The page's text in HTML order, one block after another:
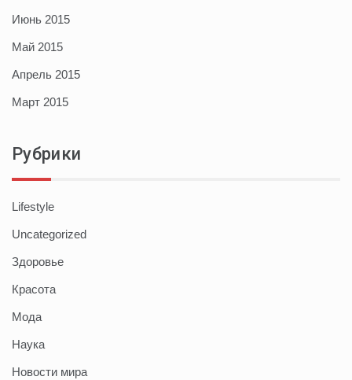
Июнь 2015
Май 2015
Апрель 2015
Март 2015
Рубрики
Lifestyle
Uncategorized
Здоровье
Красота
Мода
Наука
Новости мира